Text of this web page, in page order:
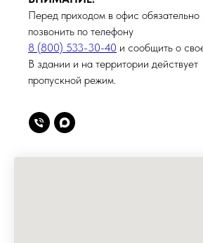
Перед приходом в офис обязательно
позвонить по телефону
8 (800) 533-30-40 и сообщить о
В здании и на территории действует
пропускной режим.